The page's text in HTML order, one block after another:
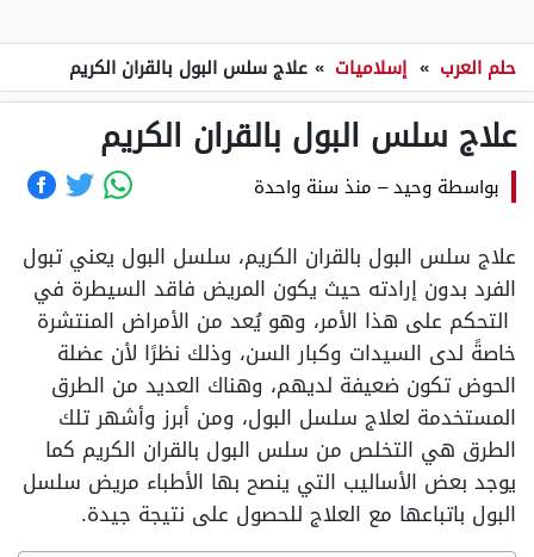
حلم العرب » إسلاميات » علاج سلس البول بالقران الكريم
علاج سلس البول بالقران الكريم
بواسطة وحيد– منذ سنة واحدة
علاج سلس البول بالقران الكريم، سلسل البول يعني تبول
الفرد بدون إرادته حيث يكون المريض فاقد السيطرة في
التحكم على هذا الأمر، وهو يُعد من الأمراض المنتشرة
خاصةً لدى السيدات وكبار السن، وذلك نظرًا لأن عضلة
الحوض تكون ضعيفة لديهم، وهناك العديد من الطرق
المستخدمة لعلاج سلسل البول، ومن أبرز وأشهر تلك
الطرق هي التخلص من سلس البول بالقران الكريم كما
يوجد بعض الأساليب التي ينصح بها الأطباء مريض سلسل
البول باتباعها مع العلاج للحصول على نتيجة جيدة.